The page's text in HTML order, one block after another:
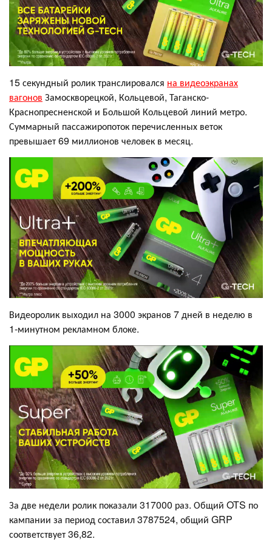
15 секундный ролик транслировался на видеоэкранах
вагонов Замоскворецкой, Кольцевой, Таганско-
Краснопресненской и Большой Кольцевой линий метро.
Суммарный пассажиропоток перечисленных веток
превышает 69 миллионов человек в месяц.
Видеоролик выходил на 3000 экранов 7 дней в неделю в
1-минутном рекламном блоке.
За две недели ролик показали 317000 раз. Общий OTS по
кампании за период составил 3787524, общий GRP
соответствует 36,82.